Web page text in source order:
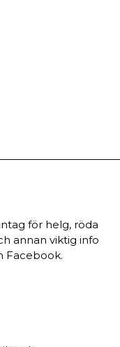
för helg, röda
annan viktig info
Facebook.